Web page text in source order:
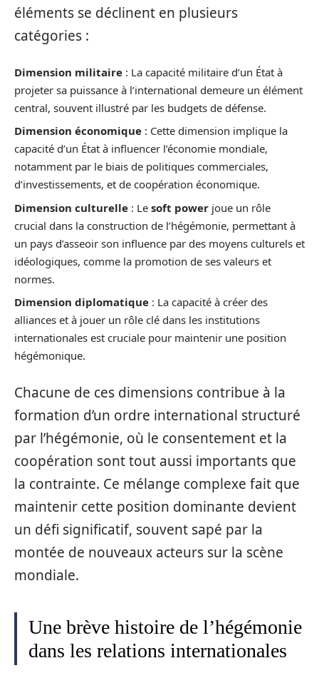
éléments se déclinent en plusieurs
catégories :
Dimension militaire : La capacité militaire d’un État à
projeter sa puissance à l’international demeure un élément
central, souvent illustré par les budgets de défense.
Dimension économique : Cette dimension implique la
capacité d’un État à influencer l’économie mondiale,
notamment par le biais de politiques commerciales,
d’investissements, et de coopération économique.
Dimension culturelle : Le soft power joue un rôle
crucial dans la construction de l’hégémonie, permettant à
un pays d’asseoir son influence par des moyens culturels et
idéologiques, comme la promotion de ses valeurs et
normes.
Dimension diplomatique : La capacité à créer des
alliances et à jouer un rôle clé dans les institutions
internationales est cruciale pour maintenir une position
hégémonique.
Chacune de ces dimensions contribue à la
formation d’un ordre international structuré
par l’hégémonie, où le consentement et la
coopération sont tout aussi importants que
la contrainte. Ce mélange complexe fait que
maintenir cette position dominante devient
un défi significatif, souvent sapé par la
montée de nouveaux acteurs sur la scène
mondiale.
Une brève histoire de l’hégémonie
dans les relations internationales